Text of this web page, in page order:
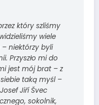
który szliśmy
wiele
niektórzy byli
Przyszło mi do
jest mój brat – z
taką myśl –
Jiří Švec
sokolnik,